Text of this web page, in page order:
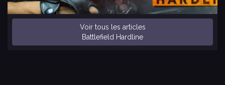
Voir tous les articles
Battlefield Hardline